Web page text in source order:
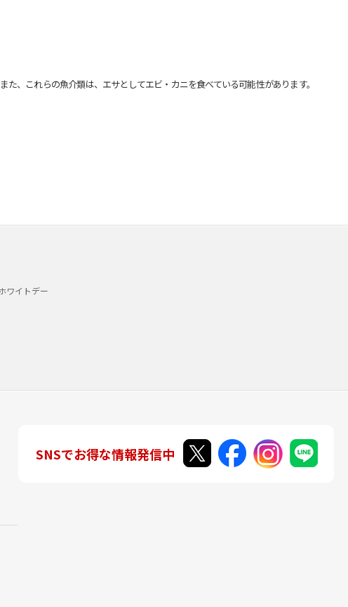
、これらの魚介類は、エサとしてエビ・カニを食べている可能性があります。
ワイトデー
SNSでお得な情報発信中